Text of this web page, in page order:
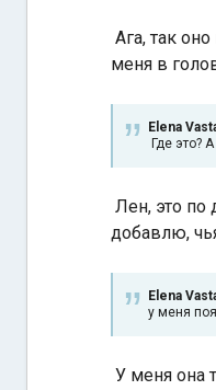
Ага, так
меня в
Elena
Где это?
Лен, это по
добавлю,
Elena
у меня
У меня она